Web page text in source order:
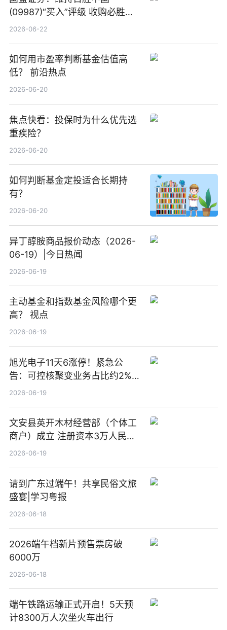
(09987)“买入”评级 收购必胜客
中国增厚利润加速成长 信息
2026-06-22
如何用市盈率判断基金估值高
低？ 前沿热点
2026-06-20
焦点快看：投保时为什么优先选
重疾险？
2026-06-20
如何判断基金定投适合长期持
有？
2026-06-20
异丁醇胺商品报价动态（2026-
06-19）|今日热闻
2026-06-19
主动基金和指数基金风险哪个更
高？ 视点
2026-06-19
旭光电子11天6涨停！紧急公
告：可控核聚变业务占比约2%！
前沿热点
2026-06-19
文安县英开木材经营部（个体工
商户）成立 注册资本3万人民币
新要闻
2026-06-19
请到广东过端午！共享民俗文旅
盛宴|学习粤报
2026-06-18
2026端午档新片预售票房破
6000万
2026-06-18
端午铁路运输正式开启！5天预
计8300万人次坐火车出行